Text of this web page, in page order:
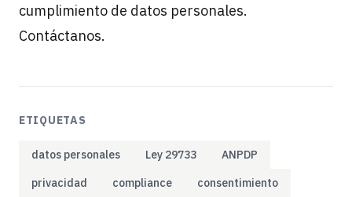
cumplimiento de datos personales.
Contáctanos.
ETIQUETAS
datos personales Ley 29733
ANPDP
privacidad
compliance
consentimiento